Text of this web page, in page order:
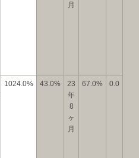
月
1024.0% 43.0%
23
年
8
ヶ
月
67.0% 0.0